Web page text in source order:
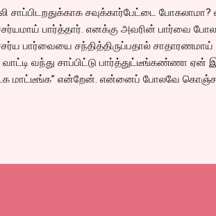
சாப்பிடறதுக்காக சவுக்கார்பேட்டை
பார்த்தார். எனக்கு அவரின் பார்வை
பார்வையை சந்தித்திருப்பதால் சாதாரணமாய்
வாட்டி வந்து சாப்பிட்டு பார்த்துட்டீங்கண்ணா
மாட்டீங்க” என்றேன். என்னைப் போலவே